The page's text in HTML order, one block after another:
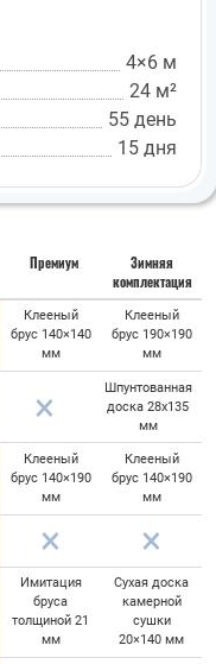
4×6 м
24 м²
55 день
15 дня
Премиум
Зимняя
комплектация
Клееный
брус 140×140
мм
Клееный
брус 190×190
мм
Шпунтованная
доска 28х135
мм
Клееный
брус 140×190
мм
Клееный
брус 140×190
мм
Имитация
бруса
толщиной 21
мм
Сухая доска
камерной
сушки
20×140 мм